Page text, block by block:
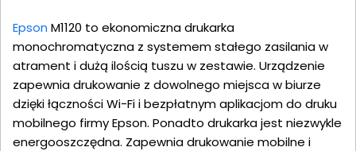
Epson M1120 to ekonomiczna drukarka
monochromatyczna z systemem stałego zasilania w
atrament i dużą ilością tuszu w zestawie. Urządzenie
zapewnia drukowanie z dowolnego miejsca w biurze
dzięki łączności Wi-Fi i bezpłatnym aplikacjom do druku
mobilnego firmy Epson. Ponadto drukarka jest niezwykle
energooszczędna. Zapewnia drukowanie mobilne i